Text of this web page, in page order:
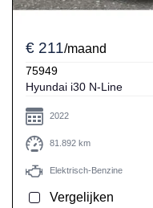
€ 211/maand
75949
Hyundai i30 N-Line
2022
81.892 km
Elektrisch-Benzine
Vergelijken